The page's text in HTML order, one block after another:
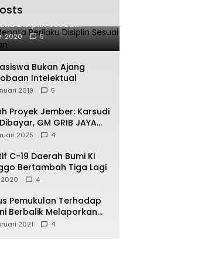
Normal” Menata
Disiplin Sesuai
Kesehatan
2020 5
Bukan Ajang
Intelektual
2019 5
Proyek Jember: Karsudi
GM GRIB JAYA
Tangan!
2025 4
C-19 Daerah Bumi Ki
Bertambah Tiga Lagi
4
Pemukulan Terhadap
Berbalik Melaporkan
Kuasa Hukum
2021 4